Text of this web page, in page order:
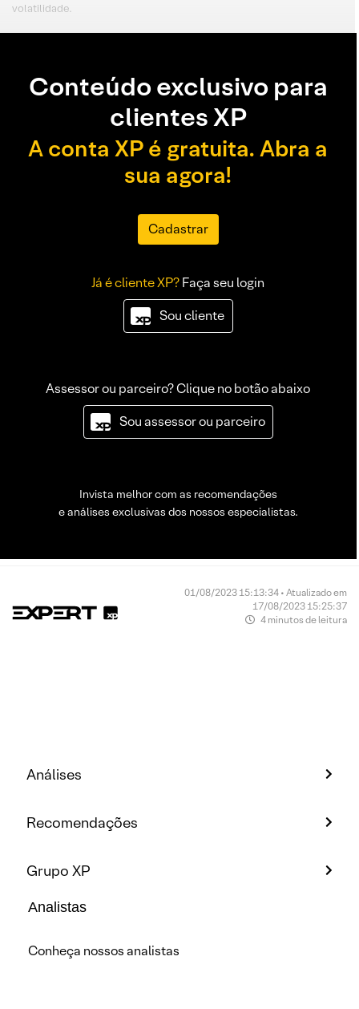
volatilidade.
Conteúdo exclusivo para
clientes XP
A conta XP é gratuita. Abra a
sua agora!
Cadastrar
Já é cliente XP?Faça seu login
Sou cliente
Assessor ou parceiro? Clique no botão abaixo
Sou assessor ou parceiro
Invista melhor com as recomendações
e análises exclusivas dos nossos especialistas.
01/08/2023 15:13:34 • Atualizado em
17/08/2023 15:25:37
4 minutos de leitura
Análises
Recomendações
Grupo XP
Analistas
Conheça nossos analistas